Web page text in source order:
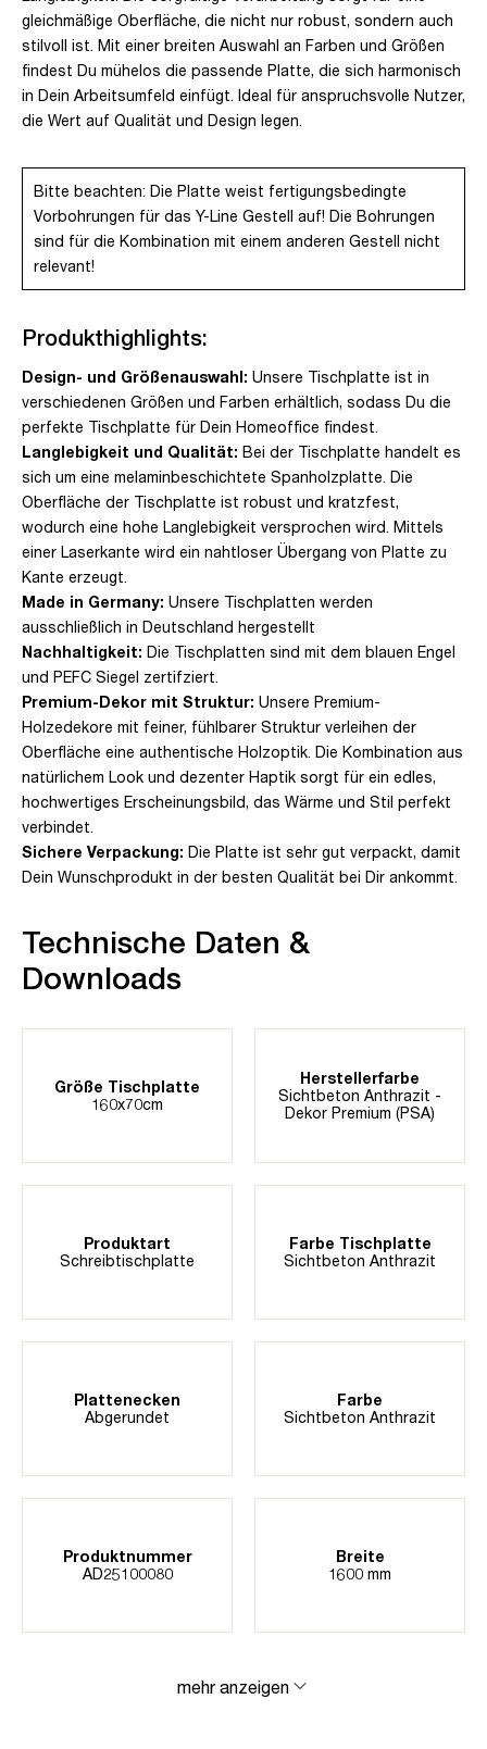
gleichmäßige Oberfläche, die nicht nur robust, sondern auch
stilvoll ist. Mit einer breiten Auswahl an Farben und Größen
findest Du mühelos die passende Platte, die sich harmonisch
in Dein Arbeitsumfeld einfügt. Ideal für anspruchsvolle Nutzer,
die Wert auf Qualität und Design legen.
Bitte beachten: Die Platte weist fertigungsbedingte
Vorbohrungen für das Y-Line Gestell auf! Die Bohrungen
sind für die Kombination mit einem anderen Gestell nicht
relevant!
Produkthighlights:
Design- und Größenauswahl: Unsere Tischplatte ist in
verschiedenen Größen und Farben erhältlich, sodass Du die
perfekte Tischplatte für Dein Homeoffice findest.
Langlebigkeit und Qualität: Bei der Tischplatte handelt es
sich um eine melaminbeschichtete Spanholzplatte. Die
Oberfläche der Tischplatte ist robust und kratzfest,
wodurch eine hohe Langlebigkeit versprochen wird. Mittels
einer Laserkante wird ein nahtloser Übergang von Platte zu
Kante erzeugt.
Made in Germany: Unsere Tischplatten werden
ausschließlich in Deutschland hergestellt
Nachhaltigkeit: Die Tischplatten sind mit dem blauen Engel
und PEFC Siegel zertifziert.
Premium-Dekor mit Struktur: Unsere Premium-
Holzedekore mit feiner, fühlbarer Struktur verleihen der
Oberfläche eine authentische Holzoptik. Die Kombination aus
natürlichem Look und dezenter Haptik sorgt für ein edles,
hochwertiges Erscheinungsbild, das Wärme und Stil perfekt
verbindet.
Sichere Verpackung: Die Platte ist sehr gut verpackt, damit
Dein Wunschprodukt in der besten Qualität bei Dir ankommt.
Technische Daten &
Downloads
Größe Tischplatte
160x70cm
Herstellerfarbe
Sichtbeton Anthrazit -
Dekor Premium (PSA)
Produktart
Schreibtischplatte
Farbe Tischplatte
Sichtbeton Anthrazit
Plattenecken
Abgerundet
Farbe
Sichtbeton Anthrazit
Produktnummer
AD25100080
Breite
1600 mm
mehr anzeigen